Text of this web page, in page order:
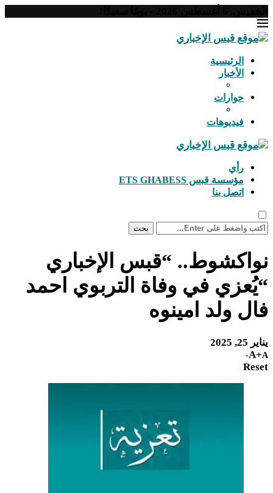
الرئيسية
الأخبار
حوارات
فيديوهات
رأي
مؤسسة قبس ETS GHABESS
اتصل بنا
بحث
نواكشوط.. “قبس الإخباري
“يُعزي في وفاة التربوي احمد
فال ولد امينوه
يناير 25, 2025
A+A-
Reset